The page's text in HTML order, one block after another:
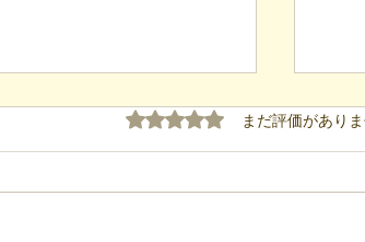
5つ星のうち0と評価され
まだ評価があり